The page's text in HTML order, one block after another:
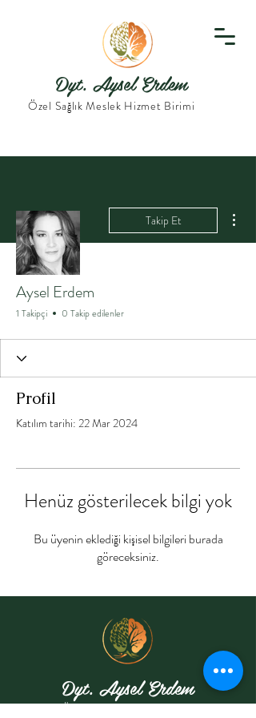
Dyt. Aysel Erdem
Özel Sağlık Meslek Hizmet Birimi
Takip Et
Aysel Erdem
1 Takipçi 0 Takip edilenler
Profil
Katılım tarihi: 22 Mar 2024
Henüz gösterilecek bilgi yok
Bu üyenin eklediği kişisel bilgileri burada
göreceksiniz.
Dyt. Aysel Erdem
Özel Sağlık Meslek Hizmet